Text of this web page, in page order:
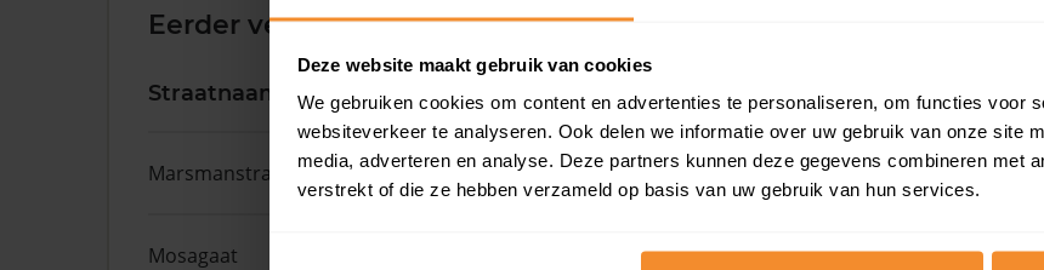
Deze website maakt gebruik van cookies
We gebruiken cookies om content en advertenties te personaliseren, om functies voor
websiteverkeer te analyseren. Ook delen we informatie over uw gebruik van onze site
media, adverteren en analyse. Deze partners kunnen deze gegevens combineren met
verstrekt of die ze hebben verzameld op basis van uw gebruik van hun services.
Eerder verkochte woningen in de buurt
Straatnaam Huisnr. Woonoppervlak Perceel
Marsmanstraat 18 50 m2 524 m2
Mosagaat 115 m2 146 m2